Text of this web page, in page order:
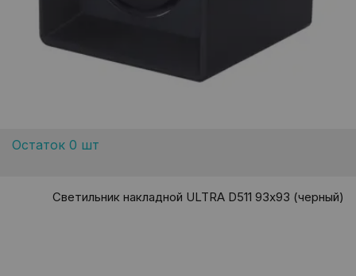
Остаток 0 шт
Светильник накладной ULTRA D511 93х93 (черный)